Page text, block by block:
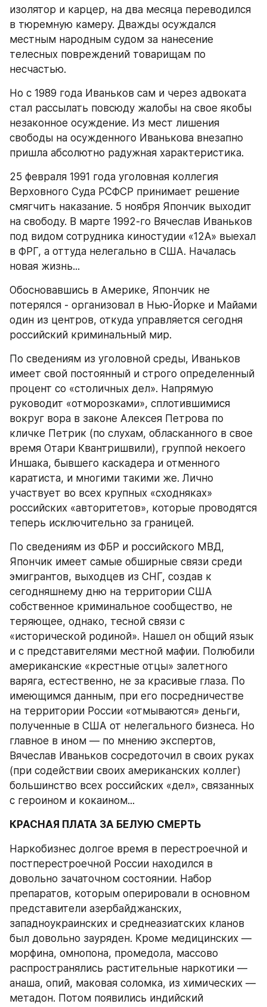
изолятор и карцер, на два месяца переводился
в тюремную камеру. Дважды осуждался
местным народным судом за нанесение
телесных повреждений товарищам по
несчастью.
Но с 1989 года Иваньков сам и через адвоката
стал рассылать повсюду жалобы на свое якобы
незаконное осуждение. Из мест лишения
свободы на осужденного Иванькова внезапно
пришла абсолютно радужная характеристика.
25 февраля 1991 года уголовная коллегия
Верховного Суда РСФСР принимает решение
смягчить наказание. 5 ноября Япончик выходит
на свободу. В марте 1992-го Вячеслав Иваньков
под видом сотрудника киностудии «12А» выехал
в ФРГ, а оттуда нелегально в США. Началась
новая жизнь...
Обосновавшись в Америке, Япончик не
потерялся - организовал в Нью-Йорке и Майами
один из центров, откуда управляется сегодня
российский криминальный мир.
По сведениям из уголовной среды, Иваньков
имеет свой постоянный и строго определенный
процент со «столичных дел». Напрямую
руководит «отморозками», сплотившимися
вокруг вора в законе Алексея Петрова по
кличке Петрик (по слухам, обласканного в свое
время Отари Квантришвили), группой некоего
Иншака, бывшего каскадера и отменного
каратиста, и многими такими же. Лично
участвует во всех крупных «сходняках»
российских «авторитетов», которые проводятся
теперь исключительно за границей.
По сведениям из ФБР и российского МВД,
Япончик имеет самые обширные связи среди
эмигрантов, выходцев из СНГ, создав к
сегодняшнему дню на территории США
собственное криминальное сообщество, не
теряющее, однако, тесной связи с
«исторической родиной». Нашел он общий язык
и с представителями местной мафии. Полюбили
американские «крестные отцы» залетного
варяга, естественно, не за красивые глаза. По
имеющимся данным, при его посредничестве
на территории России «отмываются» деньги,
полученные в США от нелегального бизнеса. Но
главное в ином — по мнению экспертов,
Вячеслав Иваньков сосредоточил в своих руках
(при содействии своих американских коллег)
большинство всех российских «дел», связанных
с героином и кокаином...
КРАСНАЯ ПЛАТА ЗА БЕЛУЮ СМЕРТЬ
Наркобизнес долгое время в перестроечной и
постперестроечной России находился в
довольно зачаточном состоянии. Набор
препаратов, которым оперировали в основном
представители азербайджанских,
западноукраинских и среднеазиатских кланов
был довольно зауряден. Кроме медицинских —
морфина, омнопона, промедола, массово
распространялись растительные наркотики —
анаша, опий, маковая соломка, из химических —
метадон. Потом появились индийский